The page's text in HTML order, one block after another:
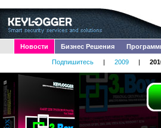
Новости Бизнес Решения
Подпишитесь | 2009 |